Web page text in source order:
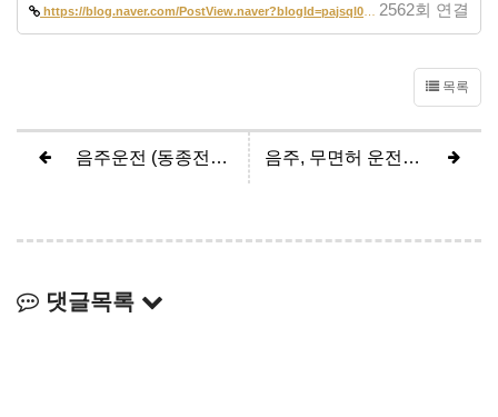
https://blog.naver.com/PostView.naver?blogId=pajsql02&logNo=2230974497… 2562회 연결
목록
음주운전 (동종전과 1회, 벌금형) 음주, 무면허 운전 (동종전과 2회, 집행유예)
댓글목록